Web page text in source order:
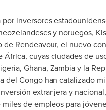
por inversores
y noruegos,
de Rendeavour, el nuevo
África, cuyas ciudades de
Ghana, Zambiay la
del Congo han catalizado
extranjera y
miles de empleos para